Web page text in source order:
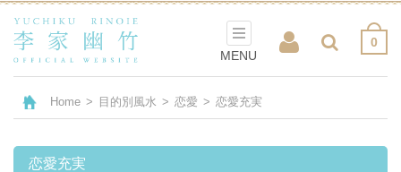
0
MENU
Home > 目的別風水 > 恋愛 > 恋愛充実
恋愛充実